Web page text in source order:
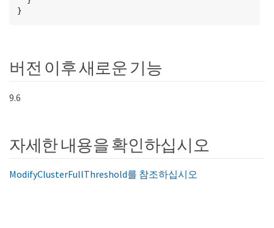
}
버전 이후 새로운 기능
9.6
자세한 내용을 확인하십시오
ModifyClusterFullThreshold를 참조하십시오